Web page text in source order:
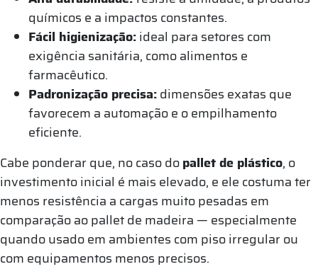
químicos e a impactos constantes.
Fácil higienização:ideal para setores com
exigência sanitária, como alimentos e
farmacêutico.
Padronização precisa:dimensões exatas que
favorecem a automação e o empilhamento
eficiente.
Cabe ponderar que, no caso dopallet de plástico, o
investimento inicial é mais elevado, e ele costuma ter
menos resistência a cargas muito pesadas em
comparação ao pallet de madeira — especialmente
quando usado em ambientes com piso irregular ou
com equipamentos menos precisos.